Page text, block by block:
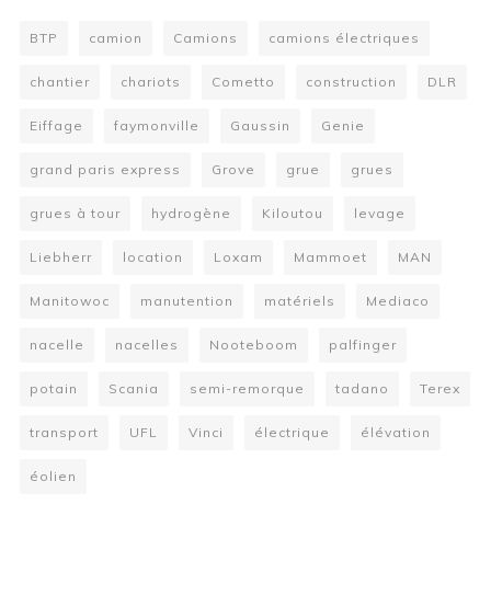
BTP camion Camions camions électriques
chantier chariots Cometto construction DLR
Eiffage faymonville Gaussin Genie
grand paris express Grove grue grues
grues à tour hydrogène Kiloutou levage
Liebherr location Loxam Mammoet MAN
Manitowoc manutention matériels Mediaco
nacelle nacelles Nooteboom palfinger
potain Scania semi-remorque tadano Terex
transport UFL Vinci électrique élévation
éolien